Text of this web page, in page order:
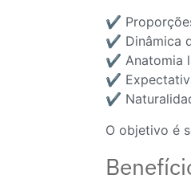
✔️
✔️ Dinâmica
✔️ Anatomia
✔️
✔️
O objetivo é